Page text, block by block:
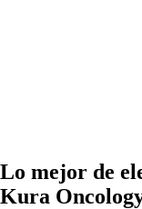
Lo mejor de
Kura